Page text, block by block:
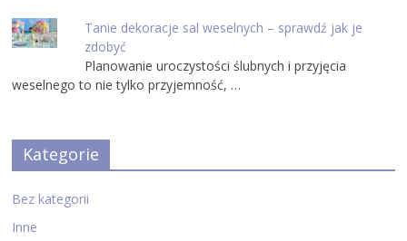
Tanie dekoracje sal weselnych – sprawdź jak je
zdobyć
Planowanie uroczystości ślubnych i przyjęcia
weselnego to nie tylko przyjemność, …
Kategorie
Bez kategorii
Inne